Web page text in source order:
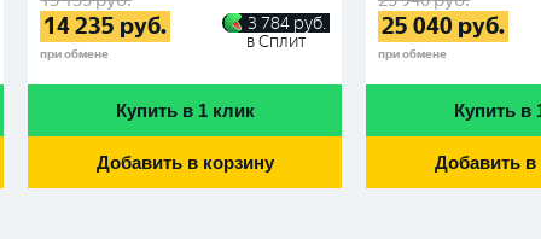
14 235 руб.
при обмене
3 784 руб.
в Сплит
Купить в 1 клик
Добавить в корзину
25 040 руб.
при обмене
Купить в
Добавить в